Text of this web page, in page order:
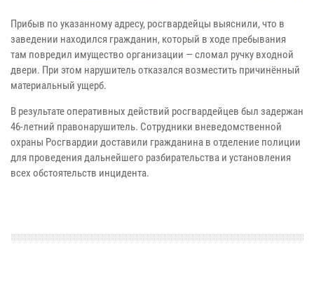
Прибыв по указанному адресу, росгвардейцы выяснили, что в
заведении находился гражданин, который в ходе пребывания
там повредил имущество организации — сломал ручку входной
двери. При этом нарушитель отказался возместить причинённый
материальный ущерб.
В результате оперативных действий росгвардейцев был задержан
46-летний правонарушитель. Сотрудники вневедомственной
охраны Росгвардии доставили гражданина в отделение полиции
для проведения дальнейшего разбирательства и установления
всех обстоятельств инцидента.